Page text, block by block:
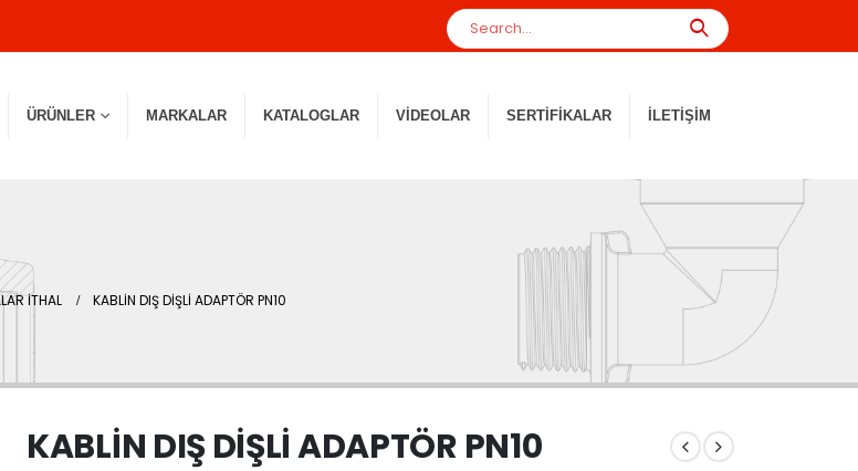
ÜRÜNLER MARKALAR KATALOGLAR VIDEOLAR SERTIFIKALAR İLETIŞIM
İTHAL KABLİN DIŞ DİŞLİ ADAPTÖR PN10
KABLİN DIŞ DİŞLİ ADAPTÖR PN10